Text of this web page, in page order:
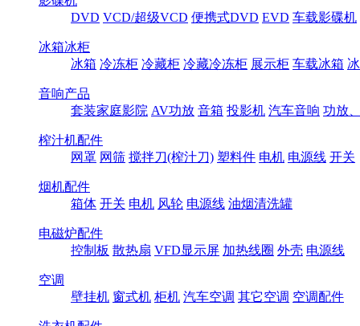
DVD VCD/超级VCD 便携式DVD EVD 车载影碟机
冰箱冰柜
冰箱 冷冻柜 冷藏柜 冷藏冷冻柜 展示柜 车载冰箱
音响产品
套装家庭影院 AV功放 音箱 投影机 汽车音响 功放
榨汁机配件
网罩 网筛 搅拌刀(榨汁刀) 塑料件 电机 电源线 开关
烟机配件
箱体 开关 电机 风轮 电源线 油烟清洗罐
电磁炉配件
控制板 散热扇 VFD显示屏 加热线圈 外壳 电源线
空调
壁挂机 窗式机 柜机 汽车空调 其它空调 空调配件